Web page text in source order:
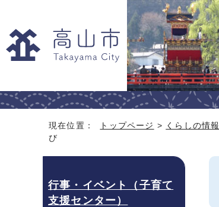
現在位置： トップページ > くらしの情報
び
行事・イベント（子育て
支援センター）